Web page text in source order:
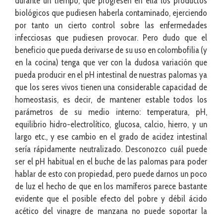
biológicos que pudiesen haberla contaminado, ejerciendo
por tanto un cierto control sobre las enfermedades
infecciosas que pudiesen provocar. Pero dudo que el
beneficio que pueda derivarse de su uso en colombofilia (y
en la cocina) tenga que ver con la dudosa variación que
pueda producir en el pH intestinal de nuestras palomas ya
que los seres vivos tienen una considerable capacidad de
homeostasis, es decir, de mantener estable todos los
parámetros de su medio interno: temperatura, pH,
equilibrio hidro-electrolítico, glucosa, calcio, hierro, y un
largo etc., y ese cambio en el grado de acidez intestinal
sería rápidamente neutralizado. Desconozco cuál puede
ser el pH habitual en el buche de las palomas para poder
hablar de esto con propiedad, pero puede darnos un poco
de luz el hecho de que en los mamíferos parece bastante
evidente que el posible efecto del pobre y débil ácido
acético del vinagre de manzana no puede soportar la